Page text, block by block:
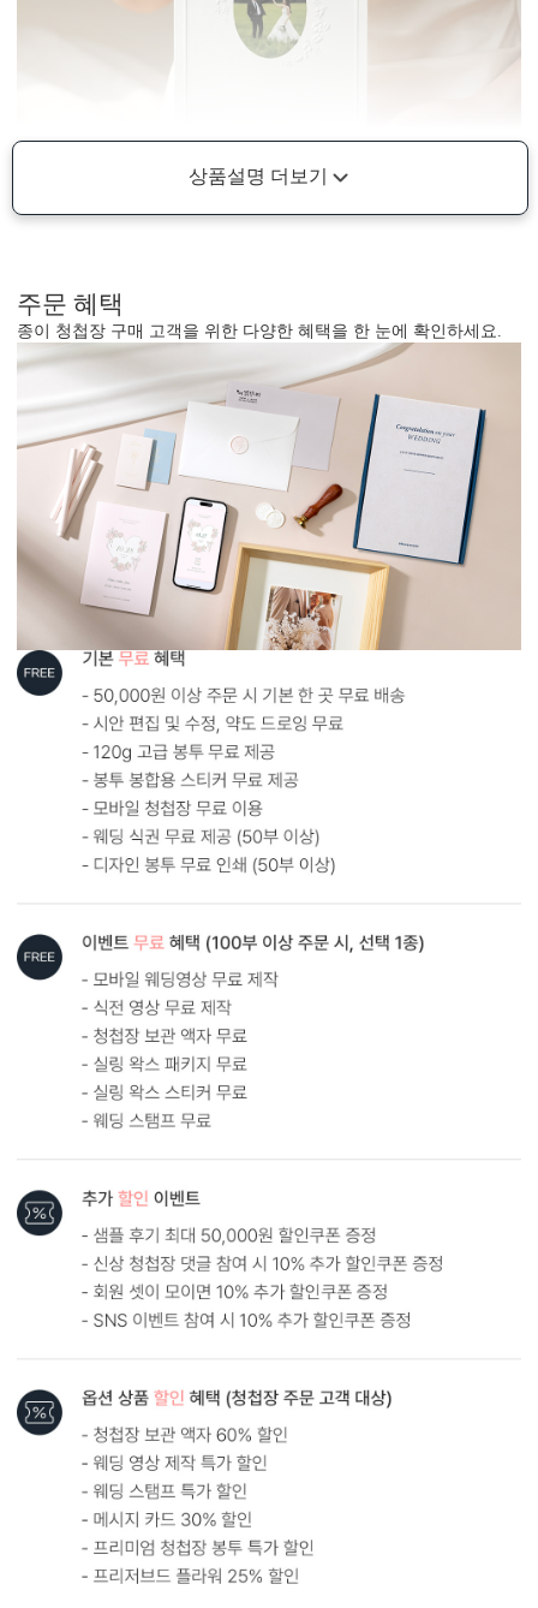
받는 사람도, 드리는 사람도 설레는 청첩장
두 사람만의 사진이 인쇄되어, 세상에 단 하나뿐인 청첩장이 완성됩
다만, 지나치게 저화질인 경우에는 업스케일링 후에도 인쇄 품질에
한계가 있을 수 있어요. 가장 좋은 방법은 원본 사진을 300dpi 이상의
고해상도로 보내주시는 것입니다.
AI 해상도 업그레이드 신청하기
형태 및 구성
카드 113x170(mm) / 세로2단 / 봉투120x180(mm)
봉합용 스티커 기본 구성입니다.
상품설명 더보기
주문 혜택
종이 청첩장 구매 고객을 위한 다양한 혜택을 한 눈에 확인하세요.